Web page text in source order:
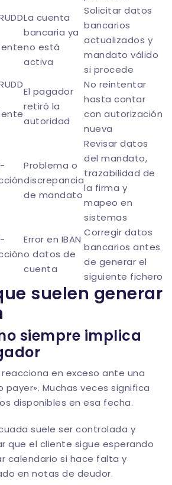
La cuenta
bancaria ya
no está
activa
Solicitar datos
bancarios
actualizados y
mandato válido
si procede
El pagador
retiró la
autoridad
No reintentar
hasta contar
con autorización
nueva
Problema o
discrepancia
de mandato
Revisar datos
del mandato,
trazabilidad de
la firma y
mapeo en
sistemas
Error en IBAN
o datos de
cuenta
Corregir datos
bancarios antes
de generar el
siguiente fichero
suelen generar
siempre implica
en exceso ante una
payer». Muchas veces significa
disponibles en esa fecha.
suele ser controlada y
que el cliente sigue esperando
calendario si hace falta y
en notas de deudor.